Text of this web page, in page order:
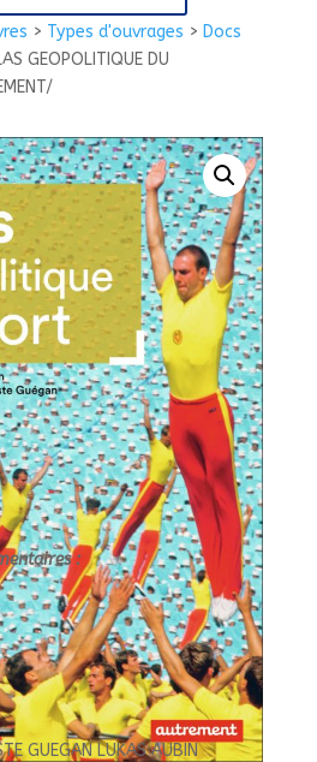
> Types d'ouvrages > Docs
GEOPOLITIQUE DU
:
GUEGAN LUKAS AUBIN